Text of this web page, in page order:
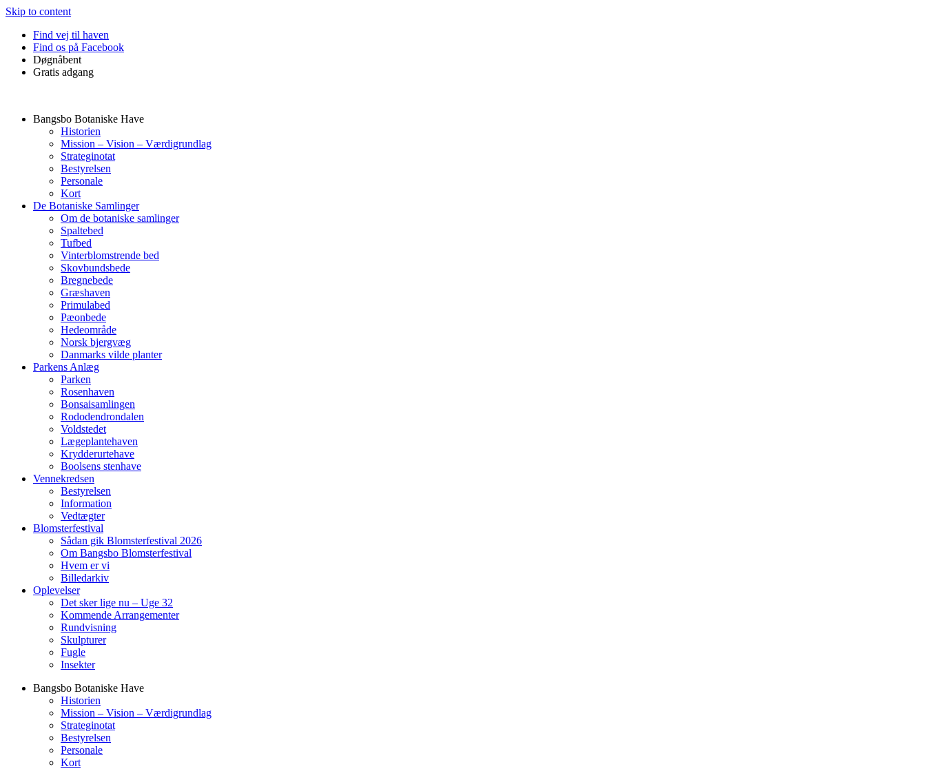
Skip to content
Find vej til haven
Find os på Facebook
Døgnåbent
Gratis adgang
Bangsbo Botaniske Have
Historien
Mission – Vision – Værdigrundlag
Strateginotat
Bestyrelsen
Personale
Kort
De Botaniske Samlinger
Om de botaniske samlinger
Spaltebed
Tufbed
Vinterblomstrende bed
Skovbundsbede
Bregnebede
Græshaven
Primulabed
Pæonbede
Hedeområde
Norsk bjergvæg
Danmarks vilde planter
Parkens Anlæg
Parken
Rosenhaven
Bonsaisamlingen
Rododendrondalen
Voldstedet
Lægeplantehaven
Krydderurtehave
Boolsens stenhave
Vennekredsen
Bestyrelsen
Information
Vedtægter
Blomsterfestival
Sådan gik Blomsterfestival 2026
Om Bangsbo Blomsterfestival
Hvem er vi
Billedarkiv
Oplevelser
Det sker lige nu – Uge 32
Kommende Arrangementer
Rundvisning
Skulpturer
Fugle
Insekter
Bangsbo Botaniske Have
Historien
Mission – Vision – Værdigrundlag
Strateginotat
Bestyrelsen
Personale
Kort